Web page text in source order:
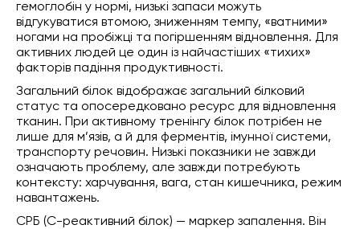
гемоглобін у нормі, низькі запаси можуть
відгукуватися втомою, зниженням темпу, «ватними»
ногами на пробіжці та погіршенням відновлення. Для
активних людей це один із найчастіших «тихих»
факторів падіння продуктивності.
Загальний білок відображає загальний білковий
статус та опосередковано ресурс для відновлення
тканин. При активному тренінгу білок потрібен не
лише для м’язів, а й для ферментів, імунної системи,
транспорту речовин. Низькі показники не завжди
означають проблему, але завжди потребують
контексту: харчування, вага, стан кишечника, режим
навантажень.
СРБ (C-реактивний білок) — маркер запалення. Він